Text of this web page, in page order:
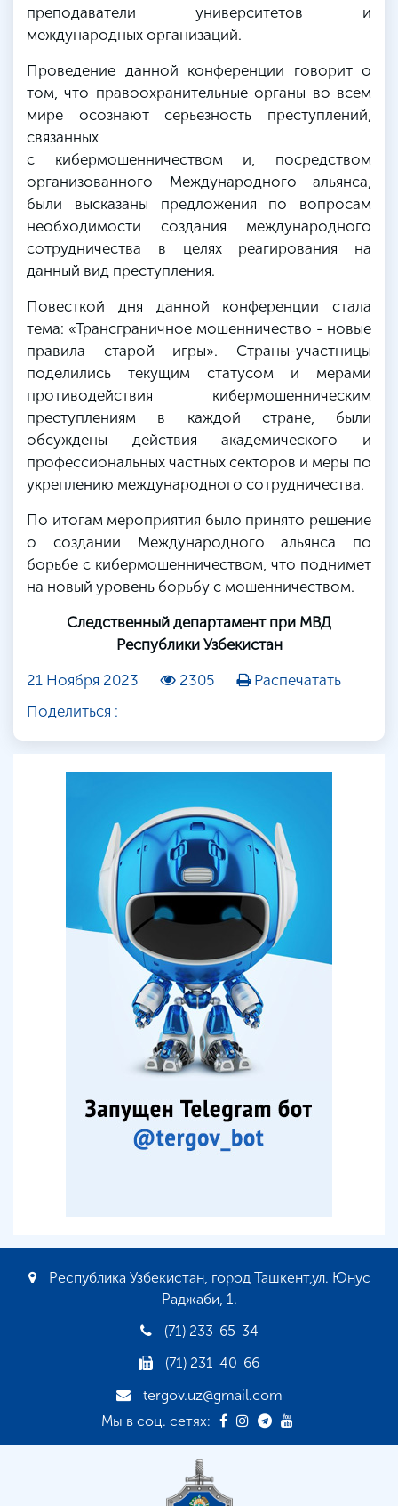
преподаватели университетов и
международных организаций.
Проведение данной конференции говорит о
том, что правоохранительные органы во всем
мире осознают серьезность преступлений,
связанных
с кибермошенничеством и, посредством
организованного Международного альянса,
были высказаны предложения по вопросам
необходимости создания международного
сотрудничества в целях реагирования на
данный вид преступления.
Повесткой дня данной конференции стала
тема: «Трансграничное мошенничество - новые
правила старой игры». Страны-участницы
поделились текущим статусом и мерами
противодействия кибермошенническим
преступлениям в каждой стране, были
обсуждены действия академического и
профессиональных частных секторов и меры по
укреплению международного сотрудничества.
По итогам мероприятия было принято решение
о создании Международного альянса по
борьбе с кибермошенничеством, что поднимет
на новый уровень борьбу с мошенничеством.
Следственный департамент при МВД
Республики Узбекистан
21 Ноября 2023
2305
Распечатать
Поделиться :
Республика Узбекистан, город Ташкент,ул. Юнус
Раджаби, 1.
(71) 233-65-34
(71) 231-40-66
tergov.uz@gmail.com
Мы в соц. сетях: